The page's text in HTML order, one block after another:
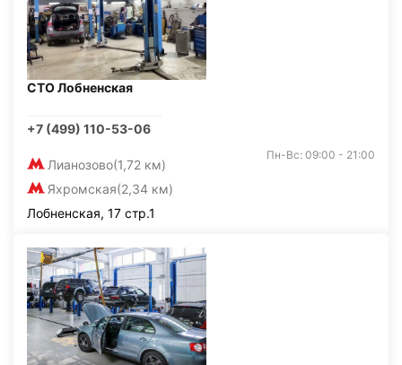
СТО Лобненская
+7 (499) 110-53-06
Лианозово(1,72 км)
Яхромская(2,34 км)
Пн-Вс: 09:00 - 21:00
Лобненская, 17 стр.1